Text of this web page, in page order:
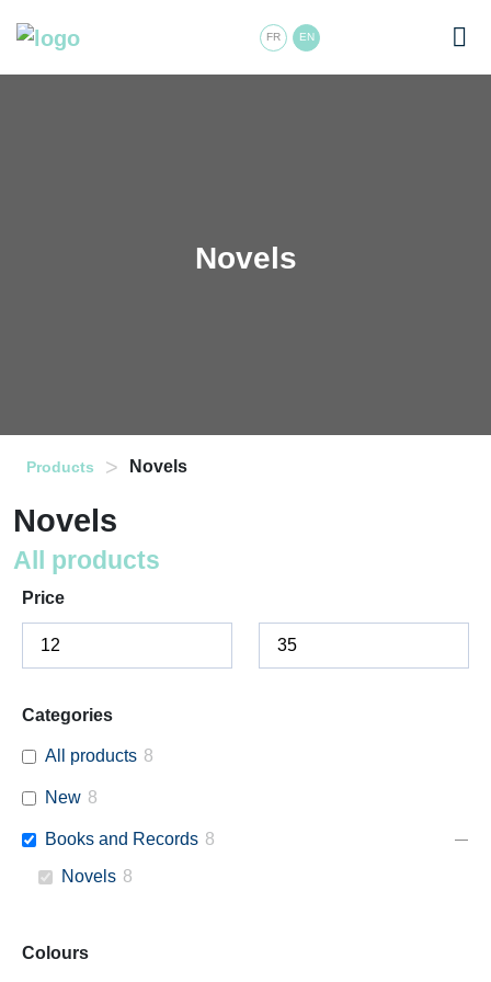
FR EN
Novels
Products > Novels
Novels
All products
Price
Categories
All products 8
New 8
Books and Records 8
Novels 8
Colours